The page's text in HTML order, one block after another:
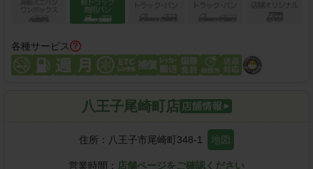
各種サービス
八王子尾崎町店
住所： 八王子市尾崎町348-1 地図
営業時間： 店舗ページをご確認ください